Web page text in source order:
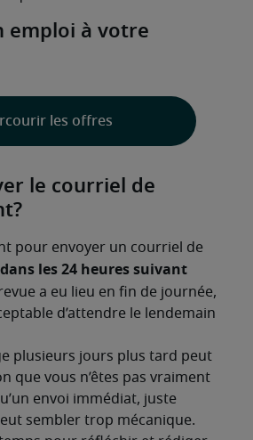
emploi à votre
les offres
le courriel de
pour envoyer un courriel de
dans les 24 heures suivant
a eu lieu en fin de journée,
d’attendre le lendemain
plusieurs jours plus tard peut
que vous n’êtes pas vraiment
envoi immédiat, juste
sembler trop mécanique.